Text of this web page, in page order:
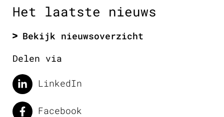
Het laatste nieuws
Bekijk nieuwsoverzicht
Delen via
LinkedIn
Facebook